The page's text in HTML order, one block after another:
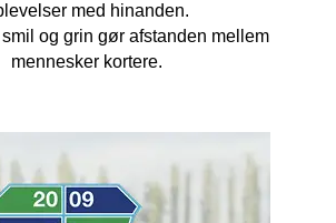
med hinanden.
og grin gør afstanden mellem
mennesker kortere.